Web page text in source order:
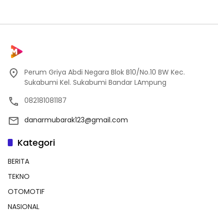
Perum Griya Abdi Negara Blok B10/No.10 BW Kec.
Sukabumi Kel. Sukabumi Bandar LAmpung
082181081187
danarmubarak123@gmail.com
Kategori
BERITA
TEKNO
OTOMOTIF
NASIONAL